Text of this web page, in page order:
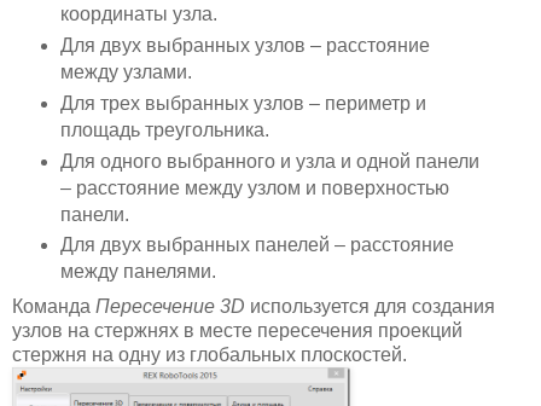
координаты узла.
Для двух выбранных узлов – расстояние
между узлами.
Для трех выбранных узлов – периметр и
площадь треугольника.
Для одного выбранного и узла и одной панели
– расстояние между узлом и поверхностью
панели.
Для двух выбранных панелей – расстояние
между панелями.
Команда Пересечение 3D используется для создания
узлов на стержнях в месте пересечения проекций
стержня на одну из глобальных плоскостей.